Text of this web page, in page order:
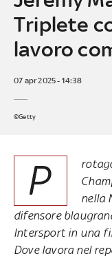
Triplete
lavoro
07 apr 2025 - 14:38
©Getty
P
nella
difensore
Intersport in una
Dove lavora nel